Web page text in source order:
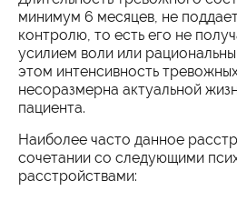
минимум 6 месяцев, не
контролю, то есть его не
усилием воли или
этом интенсивность
несоразмерна актуальной
пациента.
Наиболее часто данное
сочетании со следующими
расстройствами: